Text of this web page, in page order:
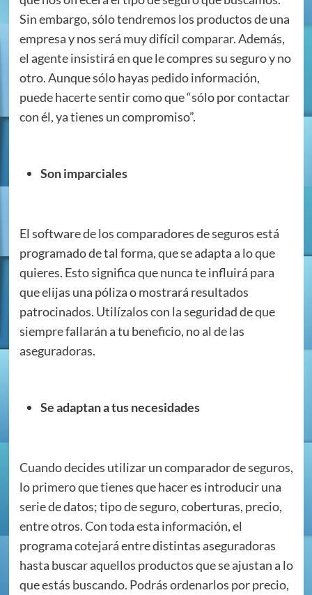
Sin embargo, sólo tendremos los productos de una
empresa y nos será muy difícil comparar. Además,
el agente insistirá en que le compres su seguro y no
otro. Aunque sólo hayas pedido información,
puede hacerte sentir como que “sólo por contactar
con él, ya tienes un compromiso”.
Son imparciales
El software de los comparadores de seguros está
programado de tal forma, que se adapta a lo que
quieres. Esto significa que nunca te influirá para
que elijas una póliza o mostrará resultados
patrocinados. Utilízalos con la seguridad de que
siempre fallarán a tu beneficio, no al de las
aseguradoras.
Se adaptan a tus necesidades
Cuando decides utilizar un comparador de seguros,
lo primero que tienes que hacer es introducir una
serie de datos; tipo de seguro, coberturas, precio,
entre otros. Con toda esta información, el
programa cotejará entre distintas aseguradoras
hasta buscar aquellos productos que se ajustan a lo
que estás buscando. Podrás ordenarlos por precio,